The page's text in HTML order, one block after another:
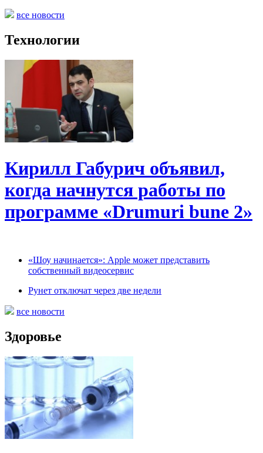
все новости
Технологии
Кирилл Габурич объявил,
когда начнутся работы по
программе «Drumuri bune 2»
«Шоу начинается»: Apple может представить
собственный видеосервис
Рунет отключат через две недели
все новости
Здоровье